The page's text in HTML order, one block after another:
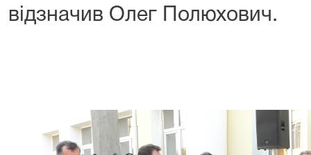
відзначив Олег Полюхович.